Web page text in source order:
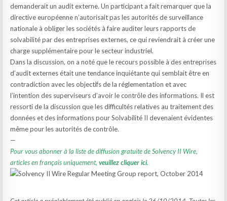
demanderait un audit externe. Un participant a fait remarquer que la
directive européenne n’autorisait pas les autorités de surveillance
nationale à obliger les sociétés à faire auditer leurs rapports de
solvabilité par des entreprises externes, ce qui reviendrait à créer une
charge supplémentaire pour le secteur industriel.
Dans la discussion, on a noté que le recours possible à des entreprises
d’audit externes était une tendance inquiétante qui semblait être en
contradiction avec les objectifs de la réglementation et avec
l’intention des superviseurs d’avoir le contrôle des informations. Il est
ressorti de la discussion que les difficultés relatives au traitement des
données et des informations pour Solvabilité II devenaient évidentes
même pour les autorités de contrôle.
—
Pour vous abonner à la liste de diffusion gratuite de Solvency II Wire,
articles en français uniquement, veuillez cliquer ici.